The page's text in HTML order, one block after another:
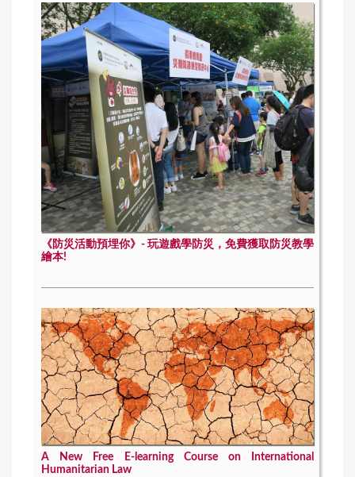
《防災活動預埋你》- 玩遊戲學防災，免費獲取防災教學
繪本!
A New Free E-learning Course on International
Humanitarian Law